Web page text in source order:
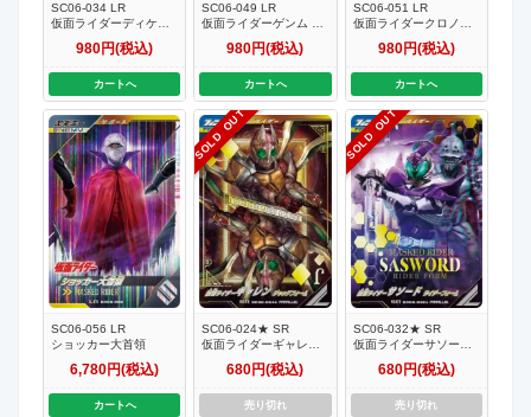
SC06-034 LR
仮面ライダーディケイ
ド コンプリートフォー
980円(税込)
カートへ
SC06-049 LR
仮面ライダーゲンム ゾ
ンビゲーマー レベルＸ
980円(税込)
カートへ
SC06-051 LR
仮面ライダークロノス
クロニクルゲーマー
980円(税込)
カートへ
SC06-056 LR
ショッカー大首領
6,780円(税込)
カートへ
SOLD OUT
SC06-024★ SR
仮面ライダーギャレン
ジャックフォーム【パ
ラレル】680円(税込)
売り切れ
SOLD OUT
SC06-032★ SR
仮面ライダーサソード
ライダーフォーム【パ
ラレル】680円(税込)
売り切れ